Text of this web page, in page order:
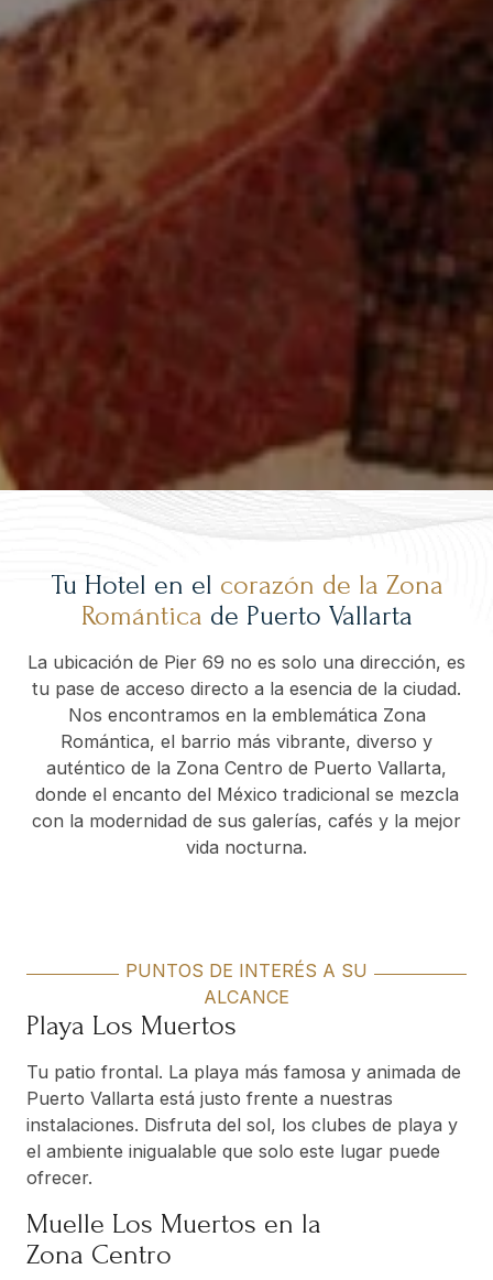
Tu Hotel en el corazón de la Zona
Romántica de Puerto Vallarta
La ubicación de Pier 69 no es solo una dirección, es
tu pase de acceso directo a la esencia de la ciudad.
Nos encontramos en la emblemática Zona
Romántica, el barrio más vibrante, diverso y
auténtico de la Zona Centro de Puerto Vallarta,
donde el encanto del México tradicional se mezcla
con la modernidad de sus galerías, cafés y la mejor
vida nocturna.
PUNTOS DE INTERÉS A SU
ALCANCE
Playa Los Muertos
Tu patio frontal. La playa más famosa y animada de
Puerto Vallarta está justo frente a nuestras
instalaciones. Disfruta del sol, los clubes de playa y
el ambiente inigualable que solo este lugar puede
ofrecer.
Muelle Los Muertos en la
Zona Centro